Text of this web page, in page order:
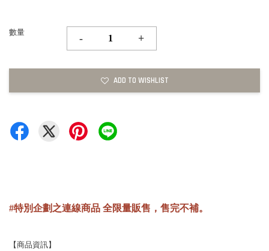
數量
- +
ADD TO WISHLIST
#特別企劃之連線商品 全限量販售，售完不補。
【商品資訊】